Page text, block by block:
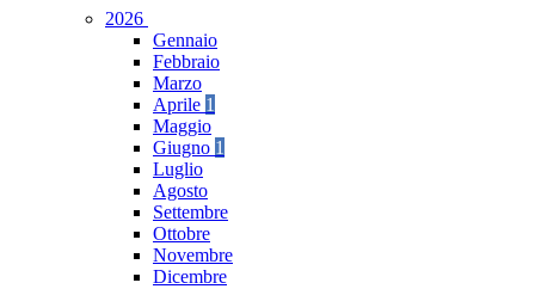
2026
Gennaio
Febbraio
Marzo
Aprile 1
Maggio
Giugno 1
Luglio
Agosto
Settembre
Ottobre
Novembre
Dicembre